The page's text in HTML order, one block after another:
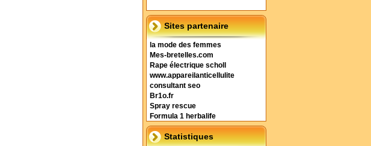
Sites partenaire
la mode des femmes
Mes-bretelles.com
Rape électrique scholl
www.appareilanticellulite
consultant seo
Br1o.fr
Spray rescue
Formula 1 herbalife
Statistiques